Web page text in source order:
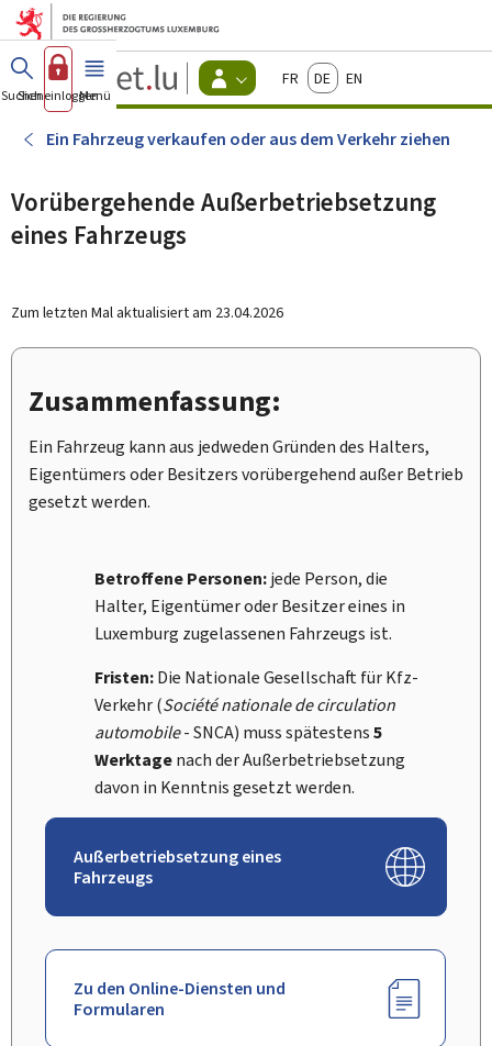
Zum Hauptmenü
Zum Inhalt
Guichet.lu
Changer
d'espace
Menu
actif
FrançaisDeutschEnglish
Suchen
Sich einloggen
Menü Haupt-
Ein Fahrzeug verkaufen oder aus dem Verkehr ziehen
Vorübergehende Außerbetriebsetzung
eines Fahrzeugs
Zum letzten Mal aktualisiert am 23.04.2026
Zusammenfassung:
Ein Fahrzeug kann aus jedweden Gründen des Halters,
Eigentümers oder Besitzers vorübergehend außer Betrieb
gesetzt werden.
Betroffene Personen:jede Person, die
Halter, Eigentümer oder Besitzer eines in
Luxemburg zugelassenen Fahrzeugs ist.
Fristen:Die Nationale Gesellschaft für Kfz-
Verkehr (Société nationale de circulation
automobile- SNCA) muss spätestens5
Werktagenach der Außerbetriebsetzung
davon in Kenntnis gesetzt werden.
Außerbetriebsetzung eines
Fahrzeugs
Zu den Online-Diensten und
Formularen